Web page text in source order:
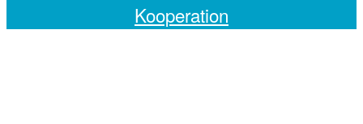
Kooperation